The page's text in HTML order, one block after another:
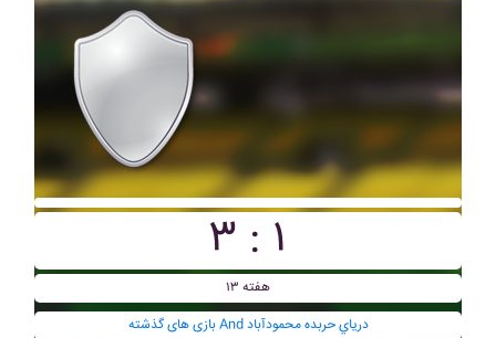
۳ : ۱
هفته ۱۳
بازی های گذشته And درياي حربده محمودآباد